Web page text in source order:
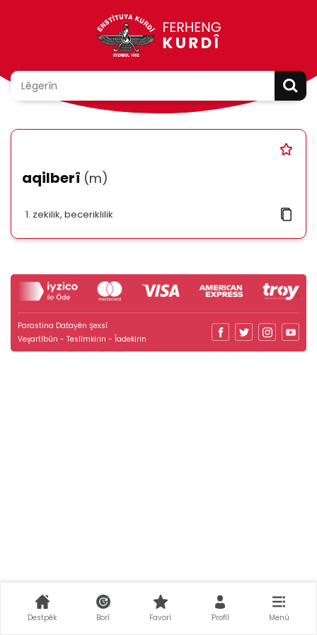
aqilberî (m)
zekilik, beceriklilik
Parastina Datayên Şexsî
Veşartîbûn - Teslîmkirin - Îadekirin
Destpêk Borî Favorî Profîl Menû